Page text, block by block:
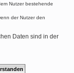
Nutzer bestehende
der Nutzer den
Daten sind in der